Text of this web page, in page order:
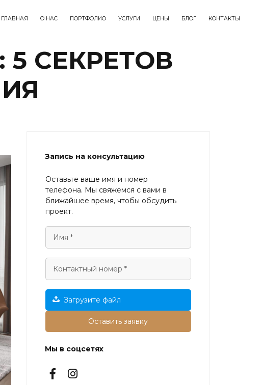
ГЛАВНАЯ О НАС ПОРТФОЛИО УСЛУГИ ЦЕНЫ БЛОГ КОНТАКТЫ
СЕКРЕТОВ
Запись на консультацию
Оставьте ваше имя и номер
телефона. Мы свяжемся с вами в
ближайшее время, чтобы обсудить
проект.
Загрузите файл
Оставить заявку
Мы в соцсетях